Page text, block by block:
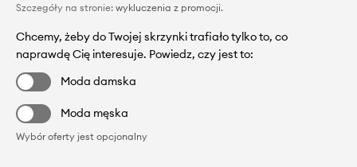
Szczegóły na stronie: wykluczenia z promocji.
Chcemy, żeby do Twojej skrzynki trafiało tylko to, co
naprawdę Cię interesuje. Powiedz, czy jest to:
Moda damska
Moda męska
Wybór oferty jest opcjonalny